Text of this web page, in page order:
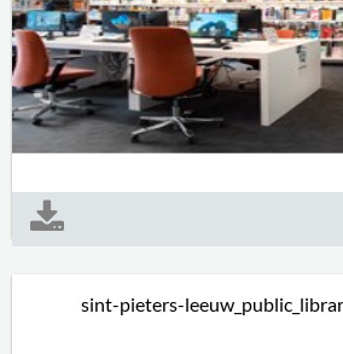
sint-pieters-